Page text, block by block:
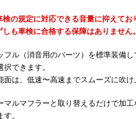
検の規定に対応できる音量に抑えて
しも車検に合格する保障はありませ
フル（消音用のパーツ）を標準装備
択できます。
面は、低速〜高速までスムーズに吹
マルマフラーと取り替えるだけで加
す。